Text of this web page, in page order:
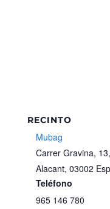
RECINTO
Mubag
Carrer Gravina,
Alacant, 03002
Teléfono
965 146 780